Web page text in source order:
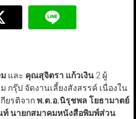
และ คุณสุจิตรา​ ​แก้วเงิน​ 2 ผู้
กรุ๊ป จัดงานเลี้ยงสังสรรค์ เนื่องใน
ยรติจากพ.ต.อ.นิรุชพล โยธามาตย์
นายกสมาคมหนังสือพิมพ์ส่วน